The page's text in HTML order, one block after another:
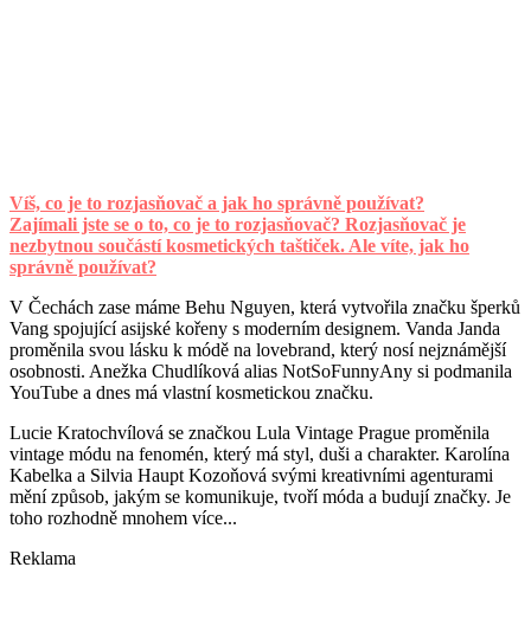
Víš, co je to rozjasňovač a jak ho správně používat?
Zajímali jste se o to, co je to rozjasňovač? Rozjasňovač je
nezbytnou součástí kosmetických taštiček. Ale víte, jak ho
správně používat?
V Čechách zase máme Behu Nguyen, která vytvořila značku šperků
Vang spojující asijské kořeny s moderním designem. Vanda Janda
proměnila svou lásku k módě na lovebrand, který nosí nejznámější
osobnosti. Anežka Chudlíková alias NotSoFunnyAny si podmanila
YouTube a dnes má vlastní kosmetickou značku.
Lucie Kratochvílová se značkou Lula Vintage Prague proměnila
vintage módu na fenomén, který má styl, duši a charakter. Karolína
Kabelka a Silvia Haupt Kozoňová svými kreativními agenturami
mění způsob, jakým se komunikuje, tvoří móda a budují značky. Je
toho rozhodně mnohem více...
Reklama